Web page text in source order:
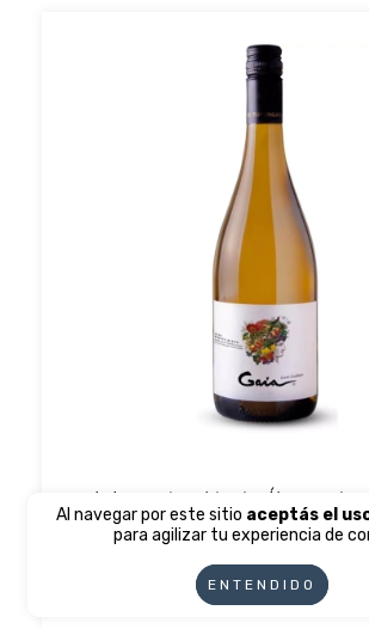
Al navegar por este sitio aceptás el
para agilizar tu experiencia de
ENTENDIDO
GAIA WHITE WINE ORGÁNICO Y
GUALTALLARY CAJA x 6 de